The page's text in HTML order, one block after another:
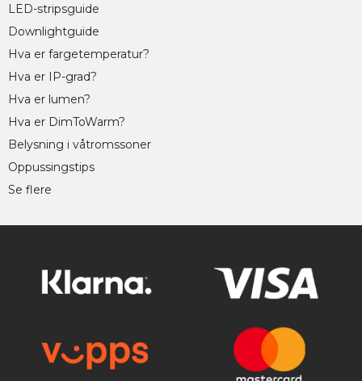
LED-stripsguide
Downlightguide
Hva er fargetemperatur?
Hva er IP-grad?
Hva er lumen?
Hva er DimToWarm?
Belysning i våtromssoner
Oppussingstips
Se flere